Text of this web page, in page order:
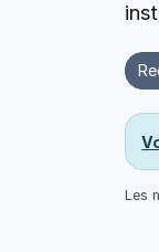
Les